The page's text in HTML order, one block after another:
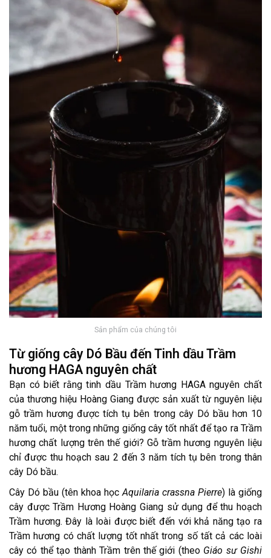
Sản phẩm của chúng tôi
Từ giống cây Dó Bầu đến Tinh dầu Trầm
hương HAGA nguyên chất
Bạn có biết rằng tinh dầu Trầm hương HAGA nguyên chất
của thương hiệu Hoàng Giang được sản xuất từ nguyên liệu
gỗ trầm hương được tích tụ bên trong cây Dó bầu hơn 10
năm tuổi, một trong những giống cây tốt nhất để tạo ra Trầm
hương chất lượng trên thế giới? Gỗ trầm hương nguyên liệu
chỉ được thu hoạch sau 2 đến 3 năm tích tụ bên trong thân
cây Dó bầu.
Cây Dó bầu (tên khoa học Aquilaria crassna Pierre) là giống
cây được Trầm Hương Hoàng Giang sử dụng để thu hoạch
Trầm hương. Đây là loài được biết đến với khả năng tạo ra
Trầm hương có chất lượng tốt nhất trong số tất cả các loài
cây có thể tạo thành Trầm trên thế giới (theo Giáo sư Gishi